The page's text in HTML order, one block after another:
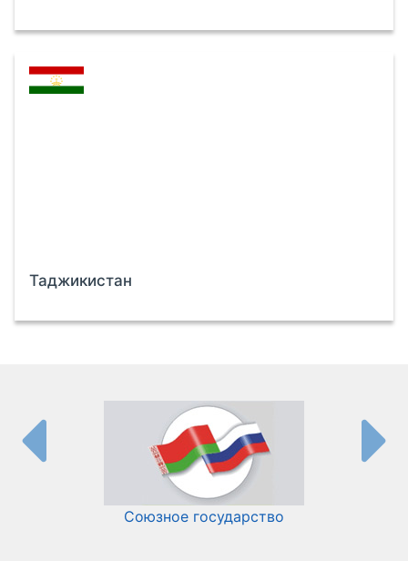
Таджикистан
Союзное государство